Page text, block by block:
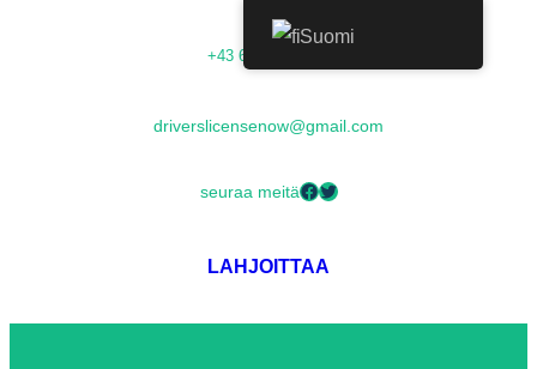
+43 68054000673
driverslicensenow@gmail.com
seuraa meitä
LAHJOITTAA
Suomi